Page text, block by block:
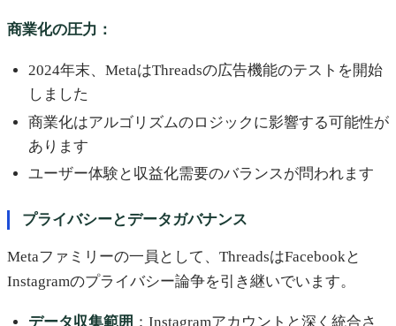
商業化の圧力：
2024年末、MetaはThreadsの広告機能のテストを開始
しました
商業化はアルゴリズムのロジックに影響する可能性が
あります
ユーザー体験と収益化需要のバランスが問われます
プライバシーとデータガバナンス
Metaファミリーの一員として、ThreadsはFacebookと
Instagramのプライバシー論争を引き継いでいます。
データ収集範囲 ：Instagramアカウントと深く統合さ